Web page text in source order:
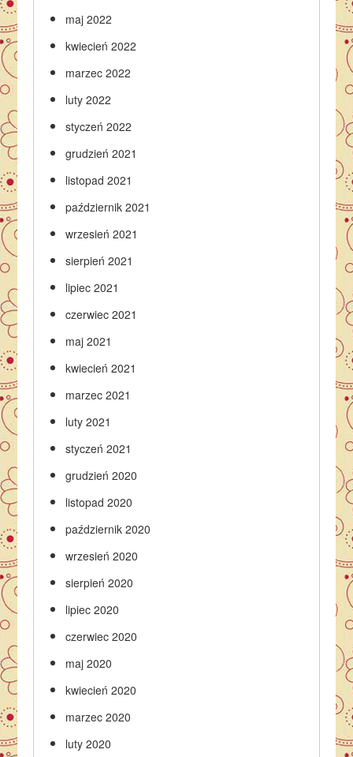
maj 2022
kwiecień 2022
marzec 2022
luty 2022
styczeń 2022
grudzień 2021
listopad 2021
październik 2021
wrzesień 2021
sierpień 2021
lipiec 2021
czerwiec 2021
maj 2021
kwiecień 2021
marzec 2021
luty 2021
styczeń 2021
grudzień 2020
listopad 2020
październik 2020
wrzesień 2020
sierpień 2020
lipiec 2020
czerwiec 2020
maj 2020
kwiecień 2020
marzec 2020
luty 2020